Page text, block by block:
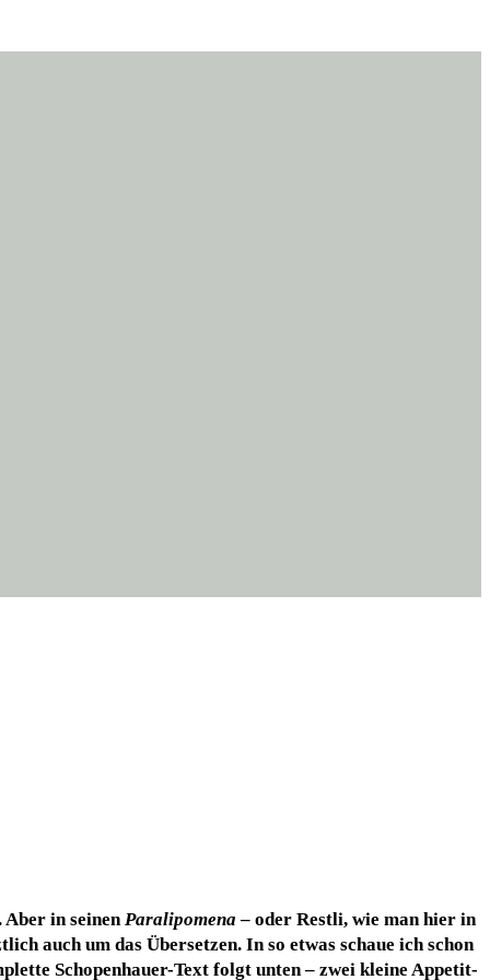
Aber in sei­nenPara­li­po­me­na – oder Rest­li, wie man hier in
auch um das Über­set­zen. In so etwas schaue ich schon
Scho­pen­hau­er-Text folgt unten – zwei klei­ne Appe­tit­